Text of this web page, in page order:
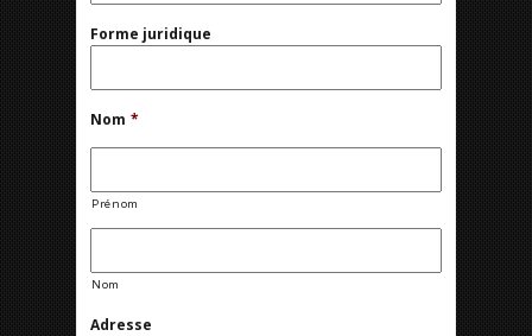
Forme juridique
Nom *
Prénom
Nom
Adresse